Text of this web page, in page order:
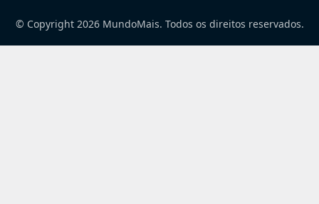
© Copyright 2026 MundoMais. Todos os direitos reservados.